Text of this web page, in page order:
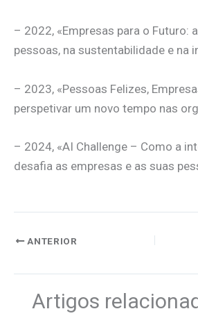
– 2022, «Empresas para o Futuro:
pessoas, na sustentabilidade e na
– 2023, «Pessoas Felizes,
perspetivar um novo tempo nas
– 2024, «AI Challenge – Como a
desafia as empresas e as suas
ANTERIOR
Artigos